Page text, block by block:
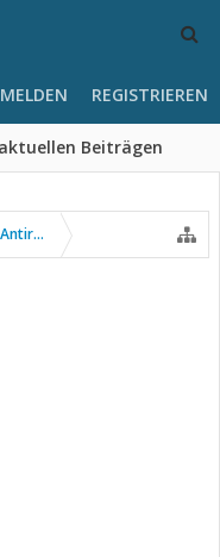
Beiträgen
REGISTRIEREN